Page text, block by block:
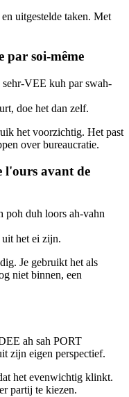
uitgestelde taken. Met
par soi-même
VEE kuh par swah-
doe het dan zelf.
het voorzichtig. Het past
over bureaucratie.
l'ours avant de
poh duh loors ah-vahn
het ei zijn.
Je gebruikt het als
niet binnen, een
ah sah PORT
zijn eigen perspectief.
het evenwichtig klinkt.
partij te kiezen.